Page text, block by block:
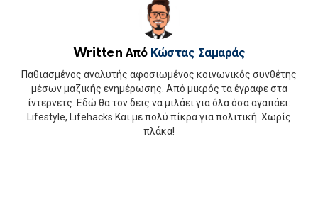
Written Από Κώστας Σαμαράς
Παθιασμένος αναλυτής αφοσιωμένος κοινωνικός συνθέτης
μέσων μαζικής ενημέρωσης. Από μικρός τα έγραφε στα
ίντερνετς. Εδώ θα τον δεις να μιλάει για όλα όσα αγαπάει:
Lifestyle, Lifehacks Και με πολύ πίκρα για πολιτική. Χωρίς
πλάκα!